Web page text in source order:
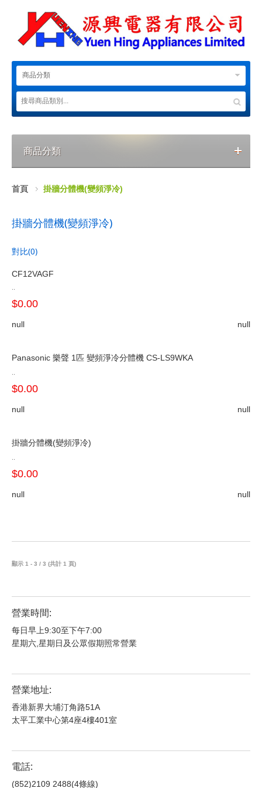
商品分類
商品分類
首頁 掛牆分體機(變頻淨冷)
掛牆分體機(變頻淨冷)
對比(0)
CF12VAGF
$0.00
null null
Panasonic 樂聲 1匹 變頻淨冷分體機 CS-LS9WKA
$0.00
null null
掛牆分體機(變頻淨冷)
$0.00
null null
顯示 1 - 3 / 3 (共計 1 頁)
營業時間:
每日早上9:30至下午7:00
星期六,星期日及公眾假期照常營業
營業地址:
香港新界大埔汀角路51A
太平工業中心第4座4樓401室
電話:
(852)2109 2488(4條線)